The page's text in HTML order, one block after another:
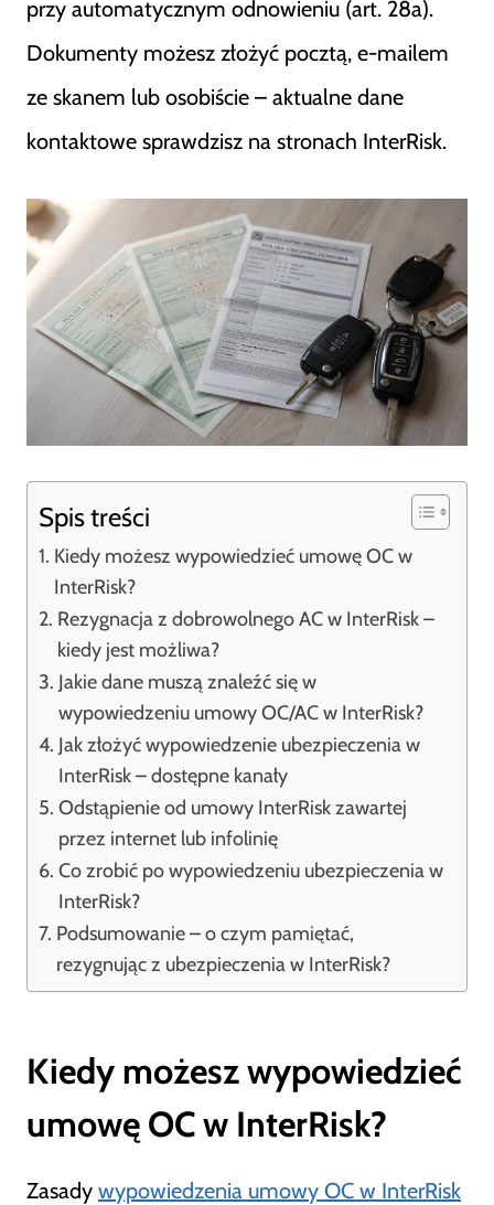
przy automatycznym odnowieniu (art. 28a).
Dokumenty możesz złożyć pocztą, e-mailem
ze skanem lub osobiście – aktualne dane
kontaktowe sprawdzisz na stronach InterRisk.
Spis treści
Kiedy możesz wypowiedzieć umowę OC w
InterRisk?
Rezygnacja z dobrowolnego AC w InterRisk –
kiedy jest możliwa?
Jakie dane muszą znaleźć się w
wypowiedzeniu umowy OC/AC w InterRisk?
Jak złożyć wypowiedzenie ubezpieczenia w
InterRisk – dostępne kanały
Odstąpienie od umowy InterRisk zawartej
przez internet lub infolinię
Co zrobić po wypowiedzeniu ubezpieczenia w
InterRisk?
Podsumowanie – o czym pamiętać,
rezygnując z ubezpieczenia w InterRisk?
Kiedy możesz wypowiedzieć
umowę OC w InterRisk?
Zasady wypowiedzenia umowy OC w InterRisk